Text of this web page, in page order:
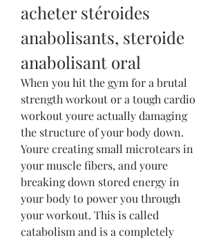
acheter stéroides
anabolisants, steroide
anabolisant oral
When you hit the gym for a brutal
strength workout or a tough cardio
workout youre actually damaging
the structure of your body down.
Youre creating small microtears in
your muscle fibers, and youre
breaking down stored energy in
your body to power you through
your workout. This is called
catabolism and is a completely